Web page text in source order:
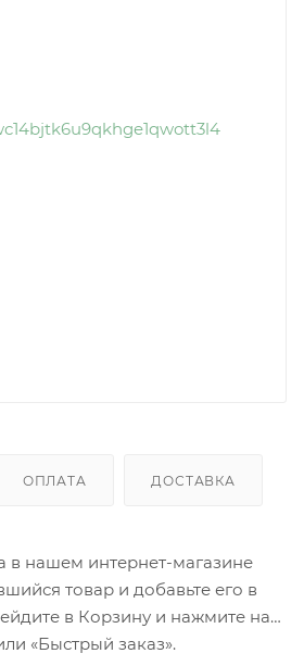
ОПЛАТА ДОСТАВКА
в нашем интернет-магазине
товар и добавьте его в
в Корзину и нажмите на
«Быстрый заказ».